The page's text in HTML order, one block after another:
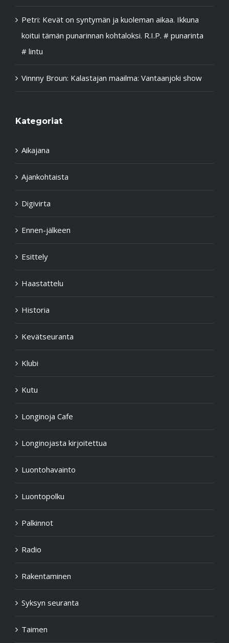
Petri: Kevät on syntymän ja kuoleman aikaa. Ikkuna
koitui tämän punarinnan kohtaloksi. R.I.P. # punarinta
# lintu
Vinnny Broun: Kalastajan maailma: Vantaanjoki show
Kategoriat
Aikajana
Ajankohtaista
Digivirta
Ennen-jälkeen
Esittely
Haastattelu
Historia
Kevätseuranta
Klubi
Kutu
Longinoja Cafe
Longinojasta kirjoitettua
Luontohavainto
Luontopolku
Palkinnot
Radio
Rakentaminen
Syksyn seuranta
Taimen